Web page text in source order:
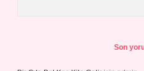
Son